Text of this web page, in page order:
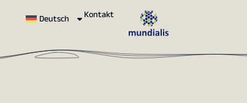
Deutsch Kontakt